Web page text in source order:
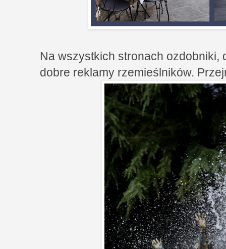
Na wszystkich stronach ozdobniki,
dobre reklamy rzemieślników.